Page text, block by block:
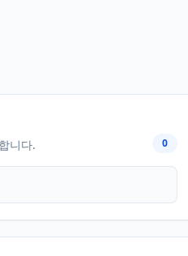
니다. 0